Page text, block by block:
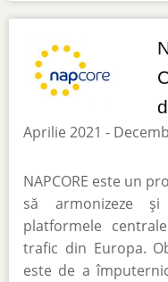
Aprilie 2021 -
NAPCORE este un
să armonizeze
platformele
trafic din Europa.
este de a